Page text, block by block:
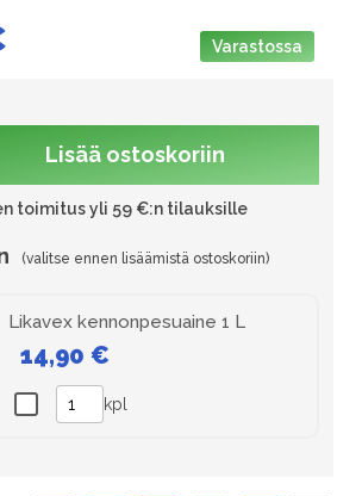
Varastossa
Lisää ostoskoriin
toimitus yli 59 €:n tilauksille
Likavex kennonpesuaine 1 L
14,90 €
kpl